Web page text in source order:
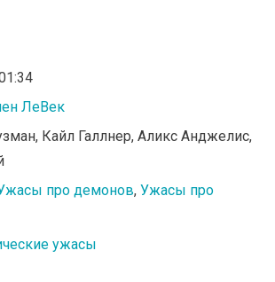
ЛеВек
Кайл Галлнер, Аликс Анджелис,
про демонов, Ужасы про
ужасы